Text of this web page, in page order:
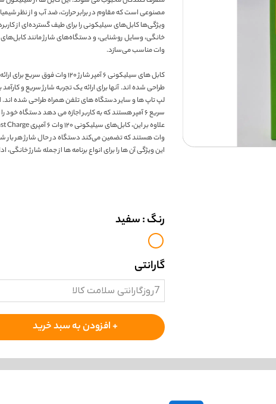
مصنوعی است که مقاوم در برابر حرارت، ضد آب و از نظر
ویژگی‌ها کابل‌های سیلیکونی را برای طیف گسترده‌ای از
وات مناسب می‌سازد.
کابل های سیلیکونی ۶ آمپر شارژ ۱۲۰
طراحی شده اند. آنها برای ارائه یک تجربه شارژ سریع و
لپ تاپ ها و سایر دستگاه های تلفن همراه طراحی شده اند.
سریع ۶ آمپر هستند که به کاربر اجازه می دهد دستگاه خود را در کمترین زمان شارژ کند.
وات هستند که تضمین می‌کند دستگاه در حال شارژ هر بار
این ویژگی آن ها را برای انواع برنامه ها از جمله شارژ
رنگ: سفید
گارانتی
7روزگارانتی سلامت کالا
+ افزودن به سبد خرید